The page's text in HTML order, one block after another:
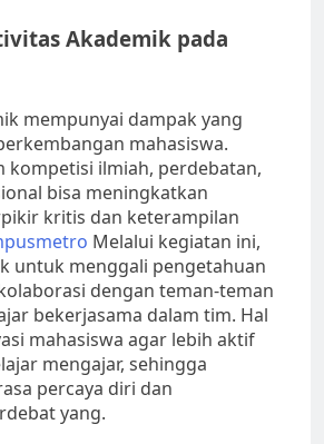
Akademik pada
mempunyai dampak yang
mahasiswa.
kompetisi ilmiah, perdebatan,
bisa meningkatkan
kritis dan keterampilan
Melalui kegiatan ini,
untuk menggali pengetahuan
dengan teman-teman
bekerjasama dalam tim. Hal
mahasiswa agar lebih aktif
mengajar, sehingga
percaya diri dan
yang.